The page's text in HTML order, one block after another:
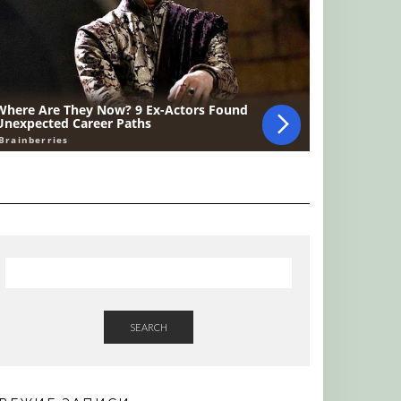
SEARCH